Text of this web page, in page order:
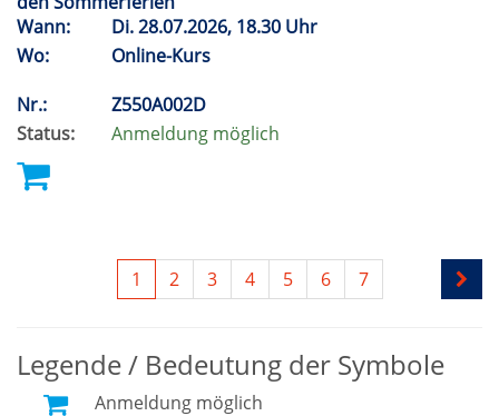
Wann:
Di.28.07.2026, 18.30 Uhr
Wo:
Online-Kurs
Nr.:
Z550A002D
Status:
Anmeldung möglich
1 2 3 4 5 6 7
Legende / Bedeutung der Symbole
Anmeldung möglich